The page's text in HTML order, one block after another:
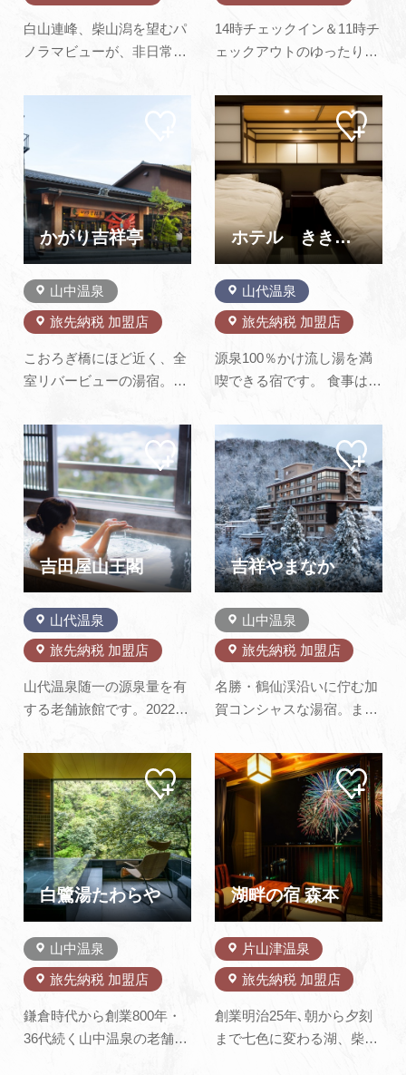
白山連峰、柴山潟を望むパ
ノラマビューが、非日常の
ホテルアローレ。約1万坪
の庭園、池のほとりに佇む
チャペル、客室からの眺望
とゆとりの空間、屋内プー
ルなど充実したアクティビ
ティ施設やエステサロン。
旬の食材をふんだんに使用
したアロ…
14時チェックイン＆11時チ
ェックアウトのゆったり21
る鶴仙渓のほとり、花紫は
日本の宿本来のくつろぎに
あふれたお宿でございま
す。北陸随一の眺望を誇る
展望露天風呂と旬の食材を
ふんだんに使った、約50種
類のお料理からお客様のお
好きなお料…
かがり吉祥亭
山中温泉
旅先納税 加盟店
こおろぎ橋にほど近く、全
室リバービューの湯宿。鶴
切風呂からは、新緑や紅
葉、雪見が愉しめる。夕食
の新鮮な海幸と加賀野菜
は、豪快な炭火焼や郷土会
席で。縁日遊びや山中塗な
どの伝統工芸体験の「こお
ろぎ横丁」も人気。
マイ
追加
ホテル ききょう
山代温泉
旅先納税 加盟店
源泉100％かけ流し湯を満
喫できる宿です。 食事は朝
けます。 加賀野菜、橋立漁
港直送のこだわった食材を
ふんだんに使用した和会席
をお楽しみ下さい。 ※平成
26年6月男女別の露天風呂
が完成致しました。
マイ
ペー
ジに
追加
吉田屋山王閣
山代温泉
旅先納税 加盟店
山代温泉随一の源泉量を有
する老舗旅館です。2022年
た大浴場・露天風呂で上質
の温泉をお楽しみください
ませ。また、大浴場のリニ
ューアルオープンに合わせ
てサウナも新設致しまし
た。ｉｋｉ製のストーブを
導入し、オートロウリュウ
機能も取り…
マイ
ペー
ジに
追加
吉祥やまなか
山中温泉
旅先納税 加盟店
名勝・鶴仙渓沿いに佇む加
賀コンシャスな湯宿。まろ
心地よい露天風呂や貸切温
泉、足湯などで満喫。甘エ
ビや鰤、蟹などの海幸は、
加賀会席や鉄板焼き、特別
室専用の加賀料亭で堪能で
きる。その他、北陸最大級
の「吉祥スパ」では、金箔
や銀箔に…
マイ
ペー
ジに
追加
白鷺湯たわらや
山中温泉
旅先納税 加盟店
鎌倉時代から創業800年・
36代続く山中温泉の老舗旅
マイ
ペー
ジに
追加
湖畔の宿 森本
片山津温泉
旅先納税 加盟店
創業明治25年､朝から夕刻
まで七色に変わる湖、柴山
マイ
ペー
ジに
追加